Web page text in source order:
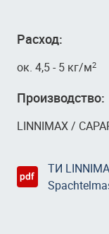
Расход:
ок. 4,5 - 5 кг/м2
Производство:
LINNIMAX /
ТИ